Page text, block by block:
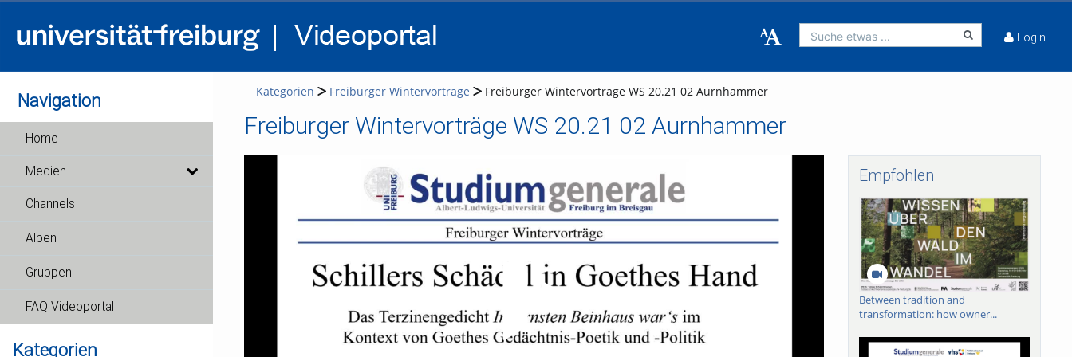
Suche etwas ... Login
Navigation
Home
Medien
Channels
Alben
Gruppen
FAQ Videoportal
Kategorien
Kategorien Freiburger Wintervorträge Freiburger Wintervorträge WS 20.21 02 Aurnhammer
Freiburger Wintervorträge WS 20.21 02 Aurnhammer
Video abspielen
Empfohlen
Between tradition and
transformation: how owner...